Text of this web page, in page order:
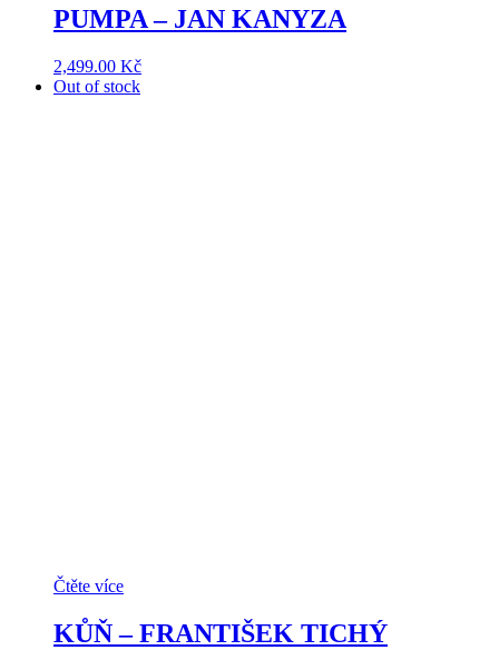
PUMPA – JAN KANYZA
2,499.00 Kč
Out of stock
Čtěte více
KŮŇ – FRANTIŠEK TICHÝ